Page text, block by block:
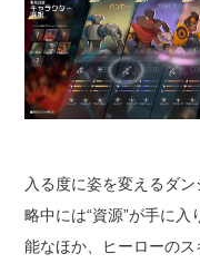
入る度に姿を変えるダ
略中には“資源”が手に
能なほか、ヒーローのス